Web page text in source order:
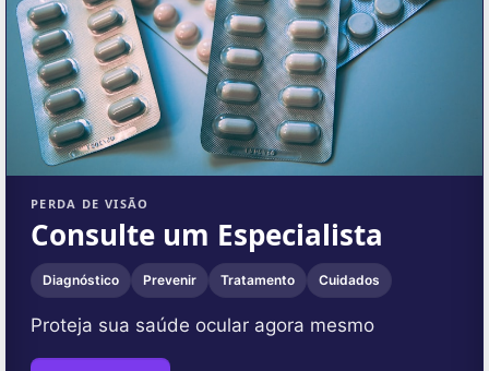
PERDA DE VISÃO
Consulte um Especialista
Diagnóstico Prevenir Tratamento Cuidados
Proteja sua saúde ocular agora mesmo